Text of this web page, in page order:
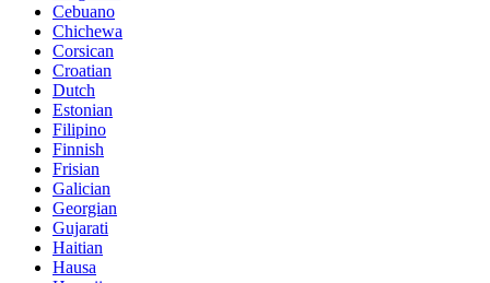
Cebuano
Chichewa
Corsican
Croatian
Dutch
Estonian
Filipino
Finnish
Frisian
Galician
Georgian
Gujarati
Haitian
Hausa